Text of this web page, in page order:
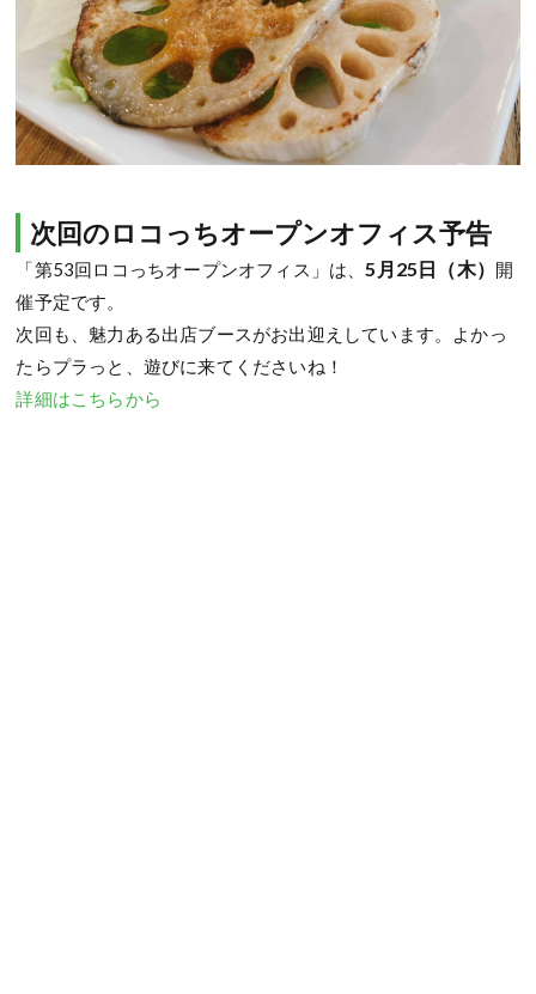
次回のロコっちオープンオフィス予告
「第53回ロコっちオープンオフィス」は、5 月25日（木） 開
催予定です。
次回も、魅力ある出店ブースがお出迎えしています。よかっ
たらプラっと、遊びに来てくださいね！
詳細はこちらから